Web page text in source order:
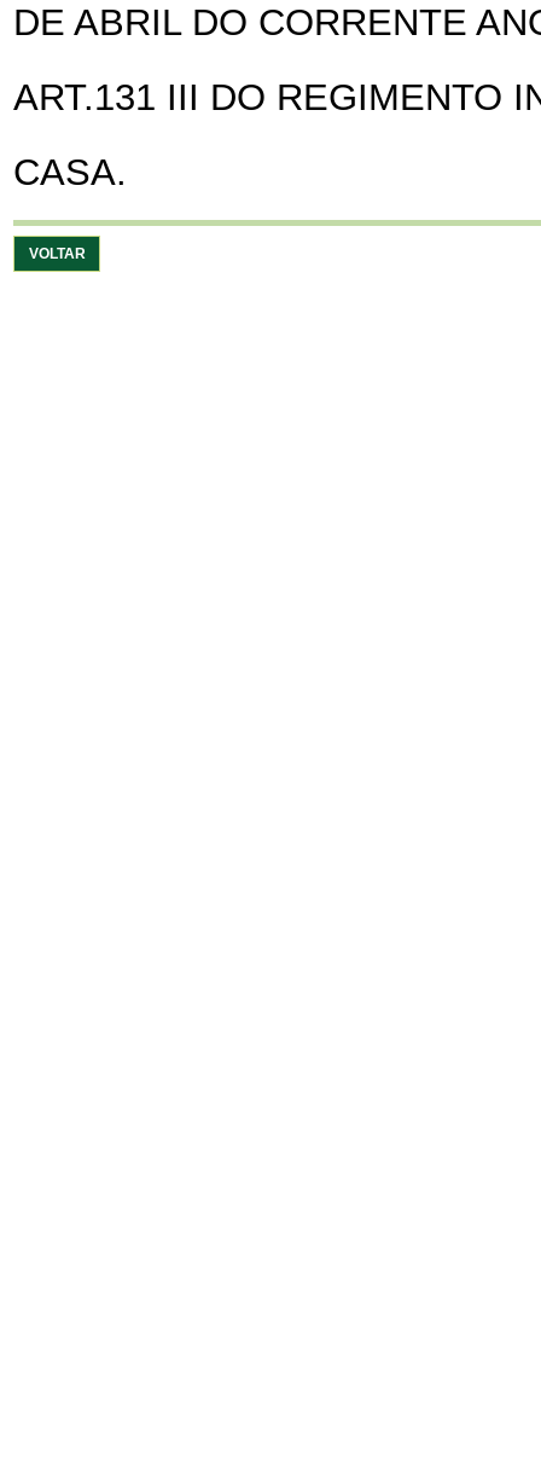
DE ABRIL DO CORRENTE
ART.131 III DO REGIMENTO
CASA.